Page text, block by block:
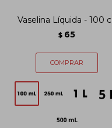
Vaselina Líquida - 100
$ 65